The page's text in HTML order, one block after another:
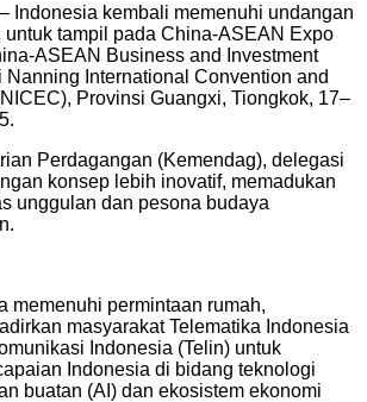
Indonesia kembali memenuhi undangan
untuk tampil pada China-ASEAN Expo
ASEAN Business and Investment
Nanning International Convention and
Provinsi Guangxi, Tiongkok, 17–
Perdagangan (Kemendag), delegasi
konsep lebih inovatif, memadukan
unggulan dan pesona budaya
memenuhi permintaan rumah,
masyarakat Telematika Indonesia
Indonesia (Telin) untuk
Indonesia di bidang teknologi
buatan (AI) dan ekosistem ekonomi